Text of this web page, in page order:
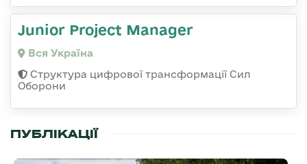
Junior Project Manager
Вся Україна
Структура цифрової трансформації Сил
Оборони
ПУБЛІКАЦІЇ